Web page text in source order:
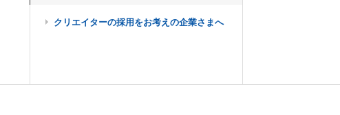
クリエイターの採用をお考えの企業さまへ